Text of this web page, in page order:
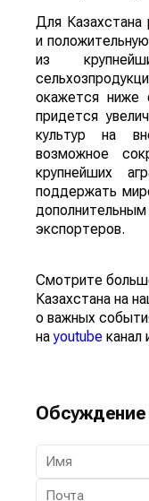
Для
и
из
окажется ниже
придется
культур на
возможное
крупнейших
поддержать
экспортеров.
Смотрите
Казахстана на
о важных
наyoutube канал
Обсуждение